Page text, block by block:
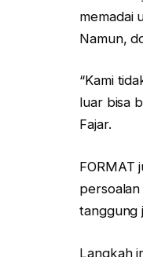
memadai
Namun,
“Kami
luar bisa
Fajar.
FORMAT
tanggung
Langkah